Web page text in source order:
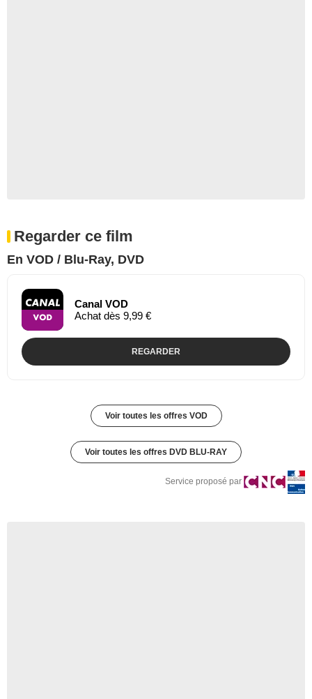
Regarder ce film
En VOD / Blu-Ray, DVD
Canal VOD
Achat dès 9,99 €
REGARDER
Voir toutes les offres VOD
Voir toutes les offres DVD BLU-RAY
Service proposé par